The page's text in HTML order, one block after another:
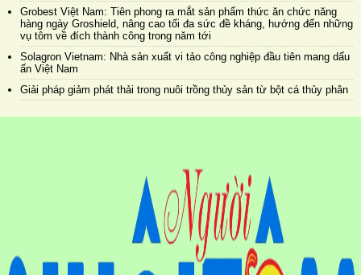
Grobest Việt Nam: Tiên phong ra mắt sản phẩm thức ăn chức năng
hàng ngày Groshield, nâng cao tối đa sức đề kháng, hướng đến những
vụ tôm về đích thành công trong năm tới
Solagron Vietnam: Nhà sản xuất vi tảo công nghiệp đầu tiên mang dấu
ấn Việt Nam
Giải pháp giảm phát thải trong nuôi trồng thủy sản từ bột cá thủy phân